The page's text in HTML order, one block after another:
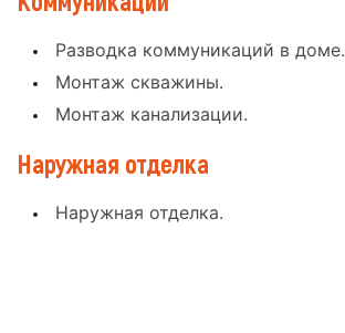
Разводка коммуникаций в доме.
Монтаж скважины.
Монтаж канализации.
Наружная отделка
Наружная отделка.